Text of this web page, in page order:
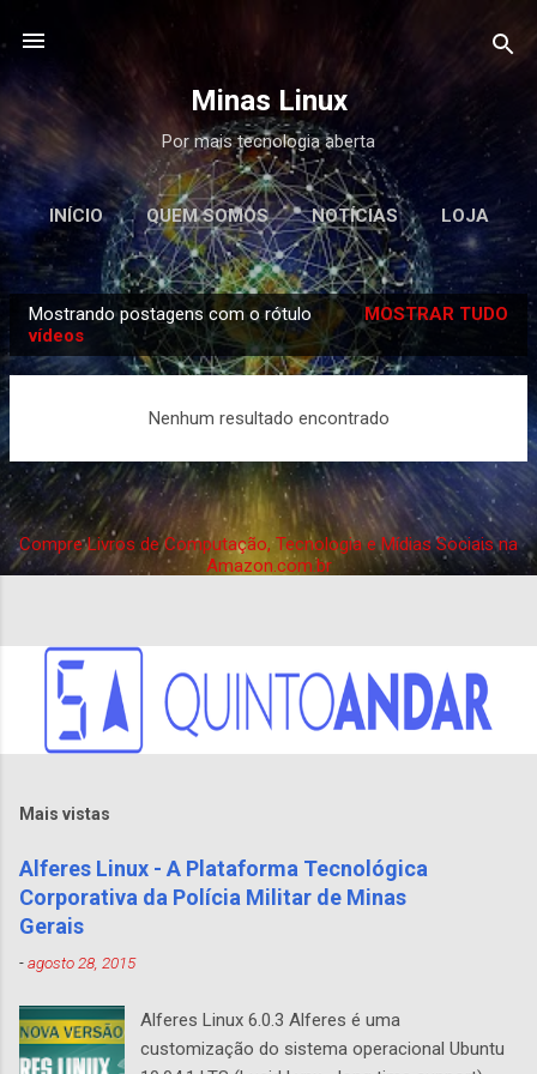
Minas Linux
Por mais tecnologia aberta
INÍCIO QUEM SOMOS NOTÍCIAS LOJA
ML STORE MINAS LINUX SCHOOL
PODCAST CONTATO
o
a
g
e
n
s
Mostrando postagens com o rótulo
vídeos
MOSTRAR TUDO
Nenhum resultado encontrado
Compre Livros de Computação, Tecnologia e Mídias Sociais na
Amazon.com.br
Mais vistas
Alferes Linux - A Plataforma Tecnológica
Corporativa da Polícia Militar de Minas
Gerais
-agosto 28, 2015
Alferes Linux 6.0.3 Alferes é uma
customização do sistema operacional Ubuntu